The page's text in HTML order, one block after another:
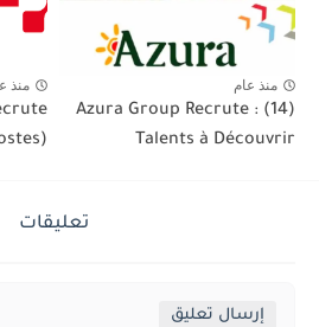
منذ عام
Azura Group Recrute : (14)
Talents à Découvrir
منذ
تعليقات
إرسال تعليق